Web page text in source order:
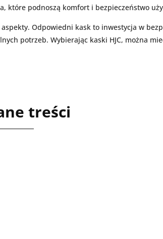
które podnoszą komfort i bezpieczeństwo
Odpowiedni kask to inwestycja w
potrzeb. Wybierając kaski HJC, można
treści